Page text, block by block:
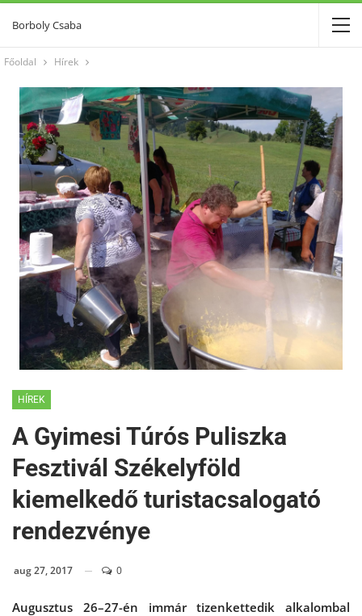
Borboly Csaba
Főoldal Hírek
HÍREK
A Gyimesi Túrós Puliszka
Fesztivál Székelyföld
kiemelkedő turistacsalogató
rendezvénye
aug 27, 2017 0
Augusztus 26–27-én immár tizenkettedik alkalombal